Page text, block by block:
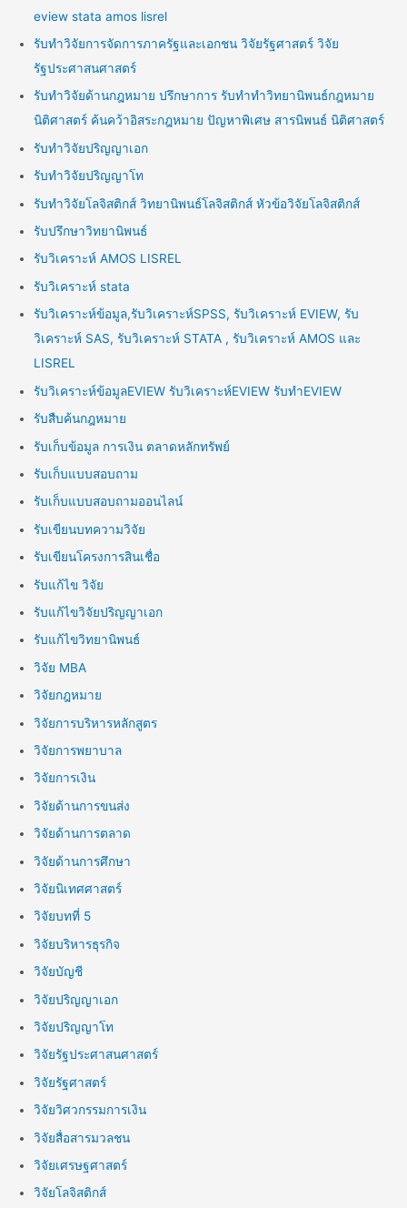
eview stata amos lisrel
รับทำวิจัยการจัดการภาครัฐและเอกชน วิจัยรัฐศาสตร์ วิจัย
รัฐประศาสนศาสตร์
รับทำวิจัยด้านกฎหมาย ปรึกษาการ รับทำทำวิทยานิพนธ์กฎหมาย
นิติศาสตร์ ค้นคว้าอิสระกฎหมาย ปัญหาพิเศษ สารนิพนธ์ นิติศาสตร์
รับทำวิจัยปริญญาเอก
รับทำวิจัยปริญญาโท
รับทำวิจัยโลจิสติกส์ วิทยานิพนธ์โลจิสติกส์ หัวข้อวิจัยโลจิสติกส์
รับปรึกษาวิทยานิพนธ์
รับวิเคราะห์ AMOS LISREL
รับวิเคราะห์ stata
รับวิเคราะห์ข้อมูล,รับวิเคราะห์SPSS, รับวิเคราะห์ EVIEW, รับ
วิเคราะห์ SAS, รับวิเคราะห์ STATA , รับวิเคราะห์ AMOS และ
LISREL
รับวิเคราะห์ข้อมูลEVIEW รับวิเคราะห์EVIEW รับทำEVIEW
รับสืบค้นกฎหมาย
รับเก็บข้อมูล การเงิน ตลาดหลักทรัพย์
รับเก็บแบบสอบถาม
รับเก็บแบบสอบถามออนไลน์
รับเขียนบทความวิจัย
รับเขียนโครงการสินเชื่อ
รับแก้ไข วิจัย
รับแก้ไขวิจัยปริญญาเอก
รับแก้ไขวิทยานิพนธ์
วิจัย MBA
วิจัยกฎหมาย
วิจัยการบริหารหลักสูตร
วิจัยการพยาบาล
วิจัยการเงิน
วิจัยด้านการขนส่ง
วิจัยด้านการตลาด
วิจัยด้านการศึกษา
วิจัยนิเทศศาสตร์
วิจัยบทที่ 5
วิจัยบริหารธุรกิจ
วิจัยบัญชี
วิจัยปริญญาเอก
วิจัยปริญญาโท
วิจัยรัฐประศาสนศาสตร์
วิจัยรัฐศาสตร์
วิจัยวิศวกรรมการเงิน
วิจัยสื่อสารมวลชน
วิจัยเศรษฐศาสตร์
วิจัยโลจิสติกส์